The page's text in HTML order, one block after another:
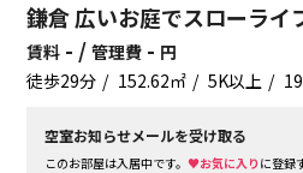
鎌倉 広いお庭でスローライ
賃料 - /管理費 - 円
徒歩29分
152.62㎡ 5K以上
空室お知らせメールを受け取る
このお部屋は入居中です。♥お気に入り に登録